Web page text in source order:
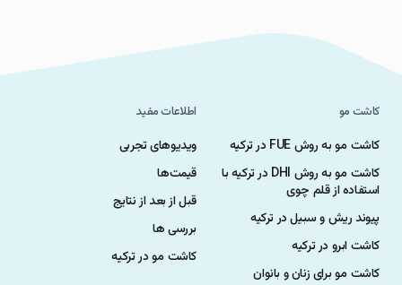
کاشت مو
کاشت مو به روش FUE در ترکیه
کاشت مو به روش DHI در ترکیه با
استفاده از قلم چوی
پیوند ریش و سبیل در ترکیه
کاشت ابرو در ترکیه
کاشت مو برای زنان و بانوان
اطلاعات مفید
ویدیوهای تجربی
قیمت‌ها
قبل از بعد از نتایج
بررسی ها
کاشت مو در ترکیه